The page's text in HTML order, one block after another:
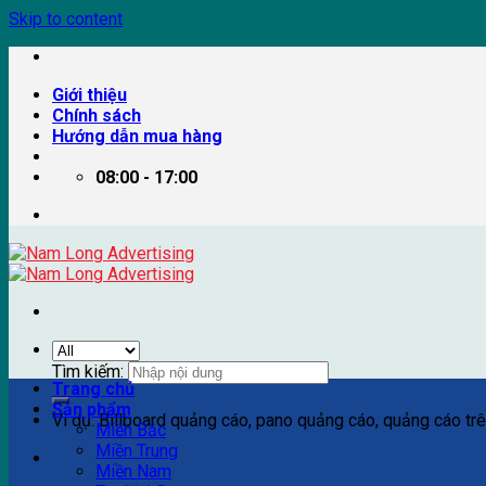
Skip to content
Giới thiệu
Chính sách
Hướng dẫn mua hàng
08:00 - 17:00
Tìm kiếm:
Ví dụ: Billboard quảng cáo, pano quảng cáo, quảng cáo
Trang chủ
Sản phẩm
Miền Bắc
Miền Trung
Miền Nam